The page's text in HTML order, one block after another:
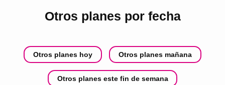
Otros planes por fecha
Otros planes hoy Otros planes mañana
Otros planes este fin de semana